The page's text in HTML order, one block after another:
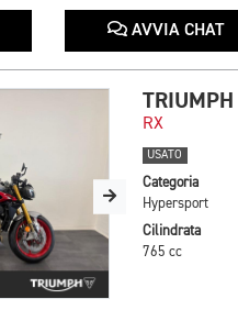
AVVIA CHAT
RX
USATO
Categoria
Hypersport
Cilindrata
765 cc